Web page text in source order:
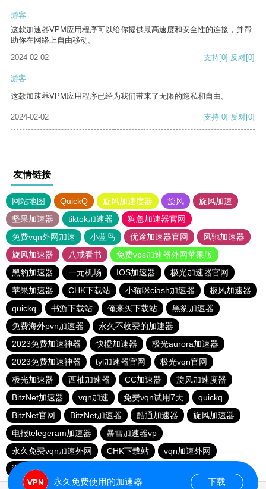
游客
这款加速器VPM应用程序可以给你提供最高速度和安全性的连接，并帮
助你在网络上自由移动。
2024-02-02
支持[0] 反对[0]
游客
这款加速器VPM应用程序已经为我们带来了无限的隐私和自由。
2024-02-02 支持[0] 反对[0]
友情链接
网站地图 QuickQ 旋风加速度器 旋风
旋风加速
坚果加速器
tiktok加速器
狗急加速器官网
免费vqn外网加速
小蓝鸟 优途加速器官网
风驰加速器
旋风加速器
八戒看书
免费vps加速器外网苹果版
黑豹加速器
一元机场 IOS加速器
极光加速器官网
苹果加速器
CHK下载站 小猫咪ciash加速器
极风加速器
quickq
书游下载站 俺来买下载站
黑豹加速器
免费海外pvn加速器
永久不收费的加速器
2023免费加速神器
快橙加速器
极光aurora加速器
2023免费加速神器
tyl加速器官网
极光vqn官网
极光加速器
西柚加速器 CC加速器
旋风加速度器
BitzNet加速器
vqn加速 免费vqn试用7天
quickq
BitzNet官网
BitzNet加速器 酷通加速器
旋风加速器
电报telegeram加速器
暴雪加速器vp
永久免费vqn加速外网
CHK下载站
vqn加速外网
海鸥下载站
永久免费使用的加速器 下载